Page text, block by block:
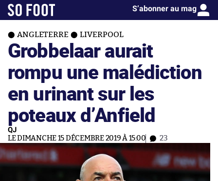
S’abonner au mag
ANGLETERRE LIVERPOOL
Grobbelaar aurait
rompu une malédiction
en urinant sur les
poteaux d’Anfield
QJ
LE DIMANCHE 15 DÉCEMBRE 2019 À 15:00 23